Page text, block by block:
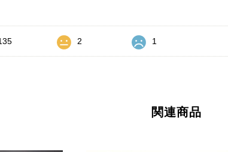
2 1
関連商品